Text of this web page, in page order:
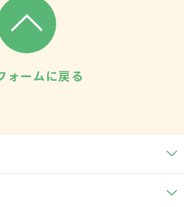
ォームに戻る